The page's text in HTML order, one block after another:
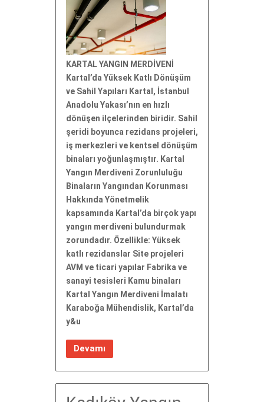
KARTAL YANGIN MERDİVENİ
Kartal’da Yüksek Katlı Dönüşüm
ve Sahil Yapıları Kartal, İstanbul
Anadolu Yakası’nın en hızlı
dönüşen ilçelerinden biridir. Sahil
şeridi boyunca rezidans projeleri,
iş merkezleri ve kentsel dönüşüm
binaları yoğunlaşmıştır. Kartal
Yangın Merdiveni Zorunluluğu
Binaların Yangından Korunması
Hakkında Yönetmelik
kapsamında Kartal’da birçok yapı
yangın merdiveni bulundurmak
zorundadır. Özellikle: Yüksek
katlı rezidanslar Site projeleri
AVM ve ticari yapılar Fabrika ve
sanayi tesisleri Kamu binaları
Kartal Yangın Merdiveni İmalatı
Karaboğa Mühendislik, Kartal’da
y&u
Devamı